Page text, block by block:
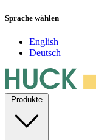
Sprache wählen
English
Deutsch
Produkte